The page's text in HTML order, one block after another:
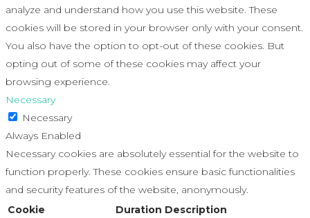
analyze and understand how you use this website. These
cookies will be stored in your browser only with your consent.
You also have the option to opt-out of these cookies. But
opting out of some of these cookies may affect your
browsing experience.
Necessary
Necessary
Always Enabled
Necessary cookies are absolutely essential for the website to
function properly. These cookies ensure basic functionalities
and security features of the website, anonymously.
Cookie
Duration Description